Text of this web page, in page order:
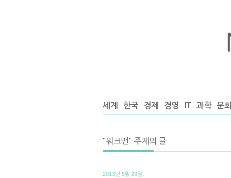
세계 한국 경제 경영 IT 과학 문
"워크맨" 주제의 글
2013년 5월 29일.